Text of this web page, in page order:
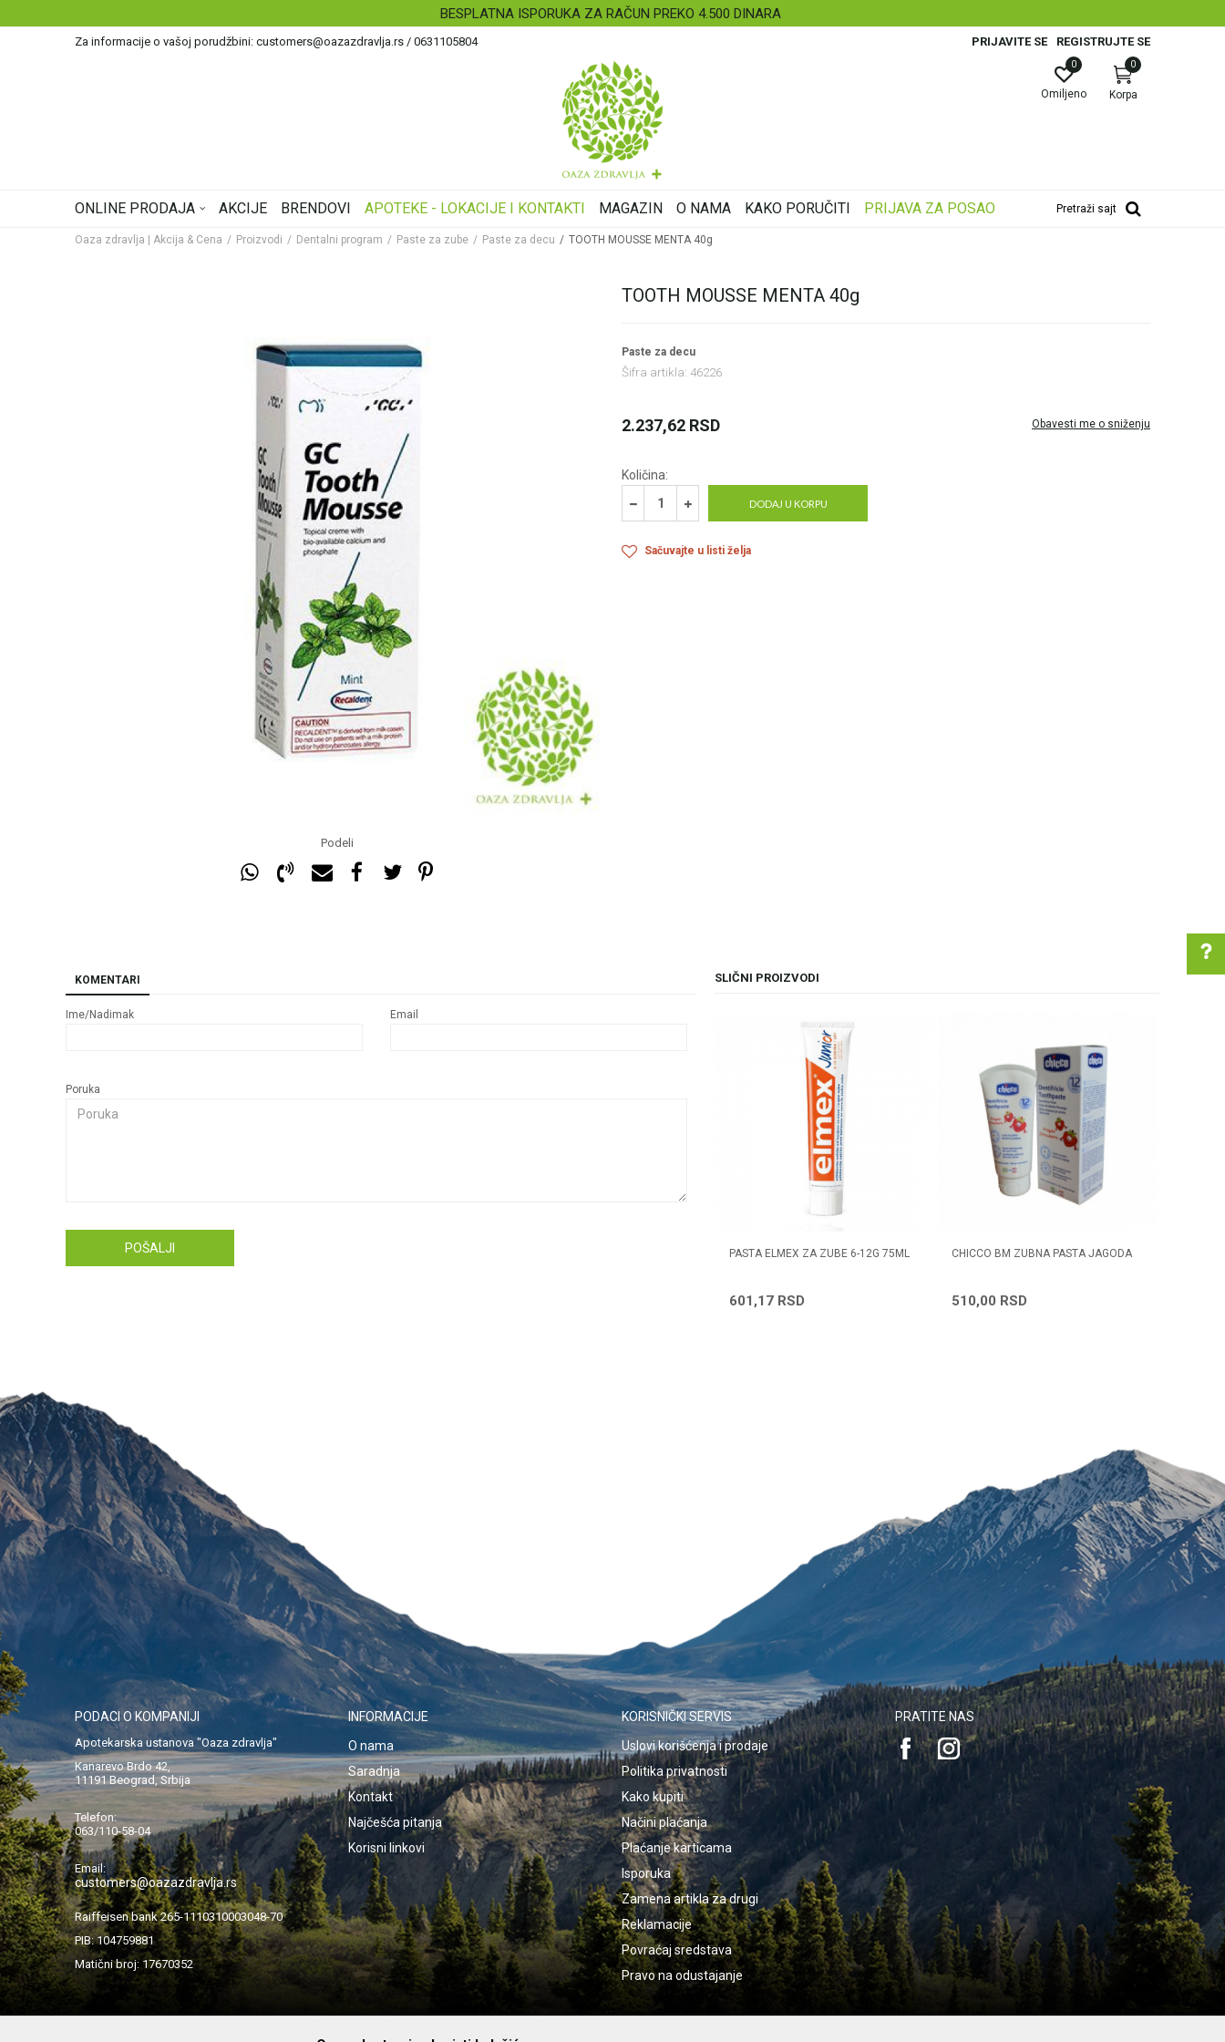
BESPLATNA ISPORUKA ZA RAČUN PREKO 4.500 DINARA
Za informacije o vašoj porudžbini: customers@oazazdravlja.rs / 0631105804 PRIJAVITE SE REGISTRUJTE SE
Korpa
0
Omiljeno
0
ONLINE PRODAJA AKCIJE BRENDOVI APOTEKE - LOKACIJE I KONTAKTI MAGAZIN O NAMA KAKO PORUČITI PRIJAVA ZA POSAO Pretraži sajt
Oaza zdravlja | Akcija & Cena Proizvodi Dentalni program Paste za zube Paste za decu TOOTH MOUSSE MENTA 40g
Podeli
TOOTH MOUSSE MENTA 40g
Paste za decu
Šifra artikla: 46226
2.237,62 RSD Obavesti me o sniženju
Količina:
DODAJ U KORPU
Sačuvajte u listi želja
Za više informacija u
vezi online porudžbine
pišite nam:
customers@oazazdravlja.rs
ili pozovite:
+381631105804
KOMENTARI
Ime/Nadimak Email
Poruka
POŠALJI
SLIČNI PROIZVODI
PASTA ELMEX ZA ZUBE 6-12G 75ML
601,17 RSD
CHICCO BM ZUBNA PASTA JAGODA
510,00 RSD
PODACI O KOMPANIJI
Apotekarska ustanova "Oaza zdravlja"
Kanarevo Brdo 42,
11191 Beograd, Srbija
Telefon:
063/110-58-04
Email:
customers@oazazdravlja.rs
Raiffeisen bank 265-1110310003048-70
PIB: 104759881
Matični broj: 17670352
INFORMACIJE
O nama
Saradnja
Kontakt
Najčešća pitanja
Korisni linkovi
KORISNIČKI SERVIS
Uslovi korišćenja i prodaje
Politika privatnosti
Kako kupiti
Načini plaćanja
Plaćanje karticama
Isporuka
Zamena artikla za drugi
Reklamacije
Povraćaj sredstava
Pravo na odustajanje
PRATITE NAS